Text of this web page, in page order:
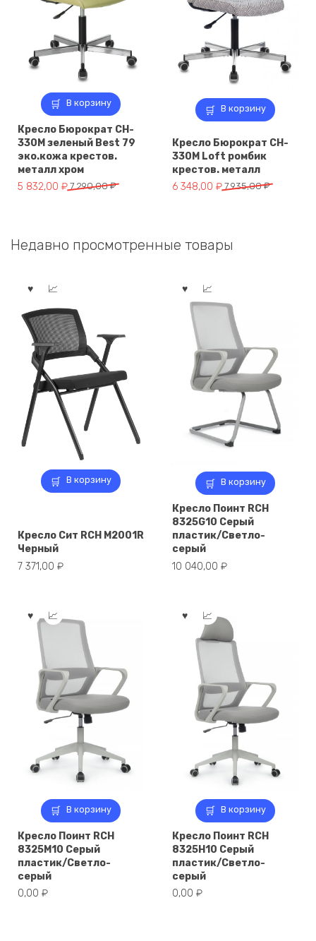
В корзину
Кресло Бюрократ CH-
330M зеленый Best 79
эко.кожа крестов.
металл хром
7 290,00₽
Первоначальная
290,00 ₽.
5 832,00 ₽
Текущая
В корзину
Кресло Бюрократ CH-
330M Loft ромбик
крестов. металл
7 935,00₽
Первоначальная
935,00 ₽.
6 348,00 ₽
Текущая
Недавно просмотренные товары
В корзину
Кресло Сит RCH M2001R
Черный
7 371,00 ₽
В корзину
Кресло Поинт RCH
8325G10 Серый
пластик/Светло-
серый
10 040,00 ₽
В корзину
Кресло Поинт RCH
8325M10 Серый
пластик/Светло-
серый
0,00 ₽
В корзину
Кресло Поинт RCH
8325H10 Серый
пластик/Светло-
серый
0,00 ₽